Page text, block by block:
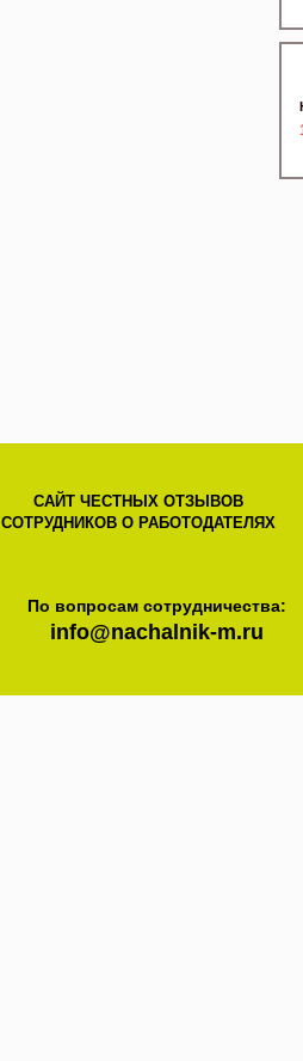
САЙТ ЧЕСТНЫХ ОТЗЫВОВ
СОТРУДНИКОВ О РАБОТОДАТЕЛЯХ
По вопросам сотрудничества:
info@nachalnik-m.ru